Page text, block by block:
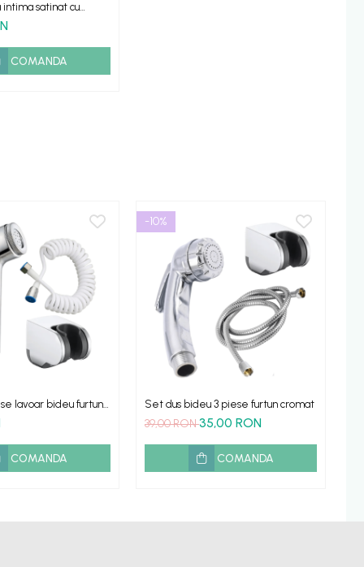
intima satinat cu
si para
COMANDA
lavoar bideu furtun
COMANDA
-10%
Set dus bideu 3 piese furtun cromat
39,00 RON35,00 RON
COMANDA